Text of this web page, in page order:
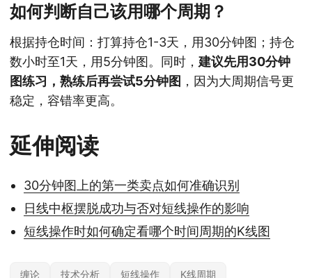
如何判断自己该用哪个周期？
根据持仓时间：打算持仓1-3天，用30分钟图；持仓
数小时至1天，用5分钟图。同时， 建议先用30分钟
图练习，熟练后再尝试5分钟图 ，因为大周期信号更
稳定，容错率更高。
延伸阅读
30分钟图上的第一类卖点如何准确识别
日线中枢摆脱成功与否对短线操作的影响
短线操作时如何确定看哪个时间周期的K线图
缠论 技术分析 短线操作 K线周期